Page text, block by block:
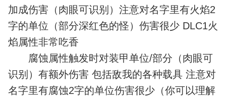
加成伤害（肉眼可识别）注意对名字里有火焰2
字的单位（部分深红色的怪）伤害很少 DLC1火
焰属性非常吃香
腐蚀属性触发时对装甲单位/部分（肉眼可
识别）有额外伤害 包括敌我的各种载具 注意对
名字里有腐蚀2字的单位伤害很少（你可以理解